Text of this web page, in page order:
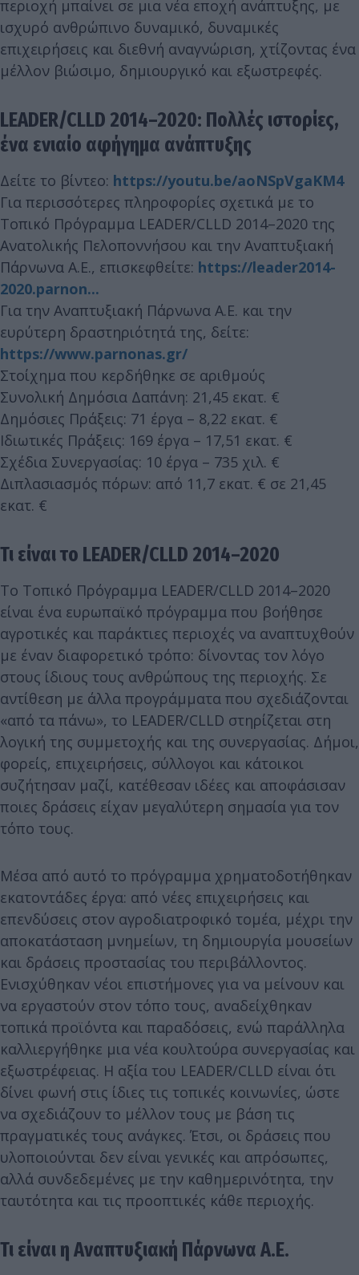
περιοχή μπαίνει σε μια νέα εποχή ανάπτυξης, με
ισχυρό ανθρώπινο δυναμικό, δυναμικές
επιχειρήσεις και διεθνή αναγνώριση, χτίζοντας ένα
μέλλον βιώσιμο, δημιουργικό και εξωστρεφές.
LEADER/CLLD 2014–2020: Πολλές ιστορίες,
ένα ενιαίο αφήγημα ανάπτυξης
Δείτε το βίντεο: https://youtu.be/aoNSpVgaKM4
Για περισσότερες πληροφορίες σχετικά με το
Τοπικό Πρόγραμμα LEADER/CLLD 2014–2020 της
Ανατολικής Πελοποννήσου και την Αναπτυξιακή
Πάρνωνα Α.Ε., επισκεφθείτε: https://leader2014-
2020.parnon...
Για την Αναπτυξιακή Πάρνωνα Α.Ε. και την
ευρύτερη δραστηριότητά της, δείτε:
https://www.parnonas.gr/
Στοίχημα που κερδήθηκε σε αριθμούς
Συνολική Δημόσια Δαπάνη: 21,45 εκατ. €
Δημόσιες Πράξεις: 71 έργα – 8,22 εκατ. €
Ιδιωτικές Πράξεις: 169 έργα – 17,51 εκατ. €
Σχέδια Συνεργασίας: 10 έργα – 735 χιλ. €
Διπλασιασμός πόρων: από 11,7 εκατ. € σε 21,45
εκατ. €
Τι είναι το LEADER/CLLD 2014–2020
Το Τοπικό Πρόγραμμα LEADER/CLLD 2014–2020
είναι ένα ευρωπαϊκό πρόγραμμα που βοήθησε
αγροτικές και παράκτιες περιοχές να αναπτυχθούν
με έναν διαφορετικό τρόπο: δίνοντας τον λόγο
στους ίδιους τους ανθρώπους της περιοχής. Σε
αντίθεση με άλλα προγράμματα που σχεδιάζονται
«από τα πάνω», το LEADER/CLLD στηρίζεται στη
λογική της συμμετοχής και της συνεργασίας. Δήμοι,
φορείς, επιχειρήσεις, σύλλογοι και κάτοικοι
συζήτησαν μαζί, κατέθεσαν ιδέες και αποφάσισαν
ποιες δράσεις είχαν μεγαλύτερη σημασία για τον
τόπο τους.
Μέσα από αυτό το πρόγραμμα χρηματοδοτήθηκαν
εκατοντάδες έργα: από νέες επιχειρήσεις και
επενδύσεις στον αγροδιατροφικό τομέα, μέχρι την
αποκατάσταση μνημείων, τη δημιουργία μουσείων
και δράσεις προστασίας του περιβάλλοντος.
Ενισχύθηκαν νέοι επιστήμονες για να μείνουν και
να εργαστούν στον τόπο τους, αναδείχθηκαν
τοπικά προϊόντα και παραδόσεις, ενώ παράλληλα
καλλιεργήθηκε μια νέα κουλτούρα συνεργασίας και
εξωστρέφειας. Η αξία του LEADER/CLLD είναι ότι
δίνει φωνή στις ίδιες τις τοπικές κοινωνίες, ώστε
να σχεδιάζουν το μέλλον τους με βάση τις
πραγματικές τους ανάγκες. Έτσι, οι δράσεις που
υλοποιούνται δεν είναι γενικές και απρόσωπες,
αλλά συνδεδεμένες με την καθημερινότητα, την
ταυτότητα και τις προοπτικές κάθε περιοχής.
Τι είναι η Αναπτυξιακή Πάρνωνα Α.Ε.